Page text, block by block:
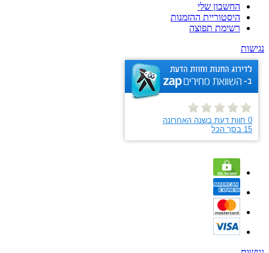
החשבון שלי
היסטוריית ההזמנות
רשימת תפוצה
נגישות